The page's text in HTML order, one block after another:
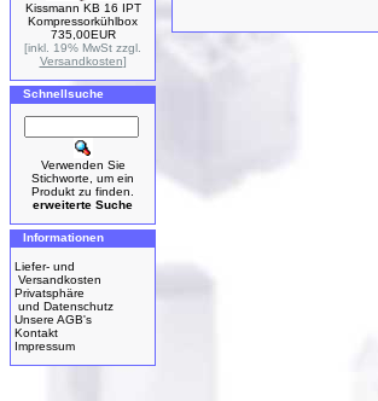
Kissmann KB 16 IPT
Kompressorkühlbox
735,00EUR
[inkl. 19% MwSt zzgl.
Versandkosten]
Schnellsuche
Verwenden Sie
Stichworte, um ein
Produkt zu finden.
erweiterte Suche
Informationen
Liefer- und
Versandkosten
Privatsphäre
und Datenschutz
Unsere AGB's
Kontakt
Impressum